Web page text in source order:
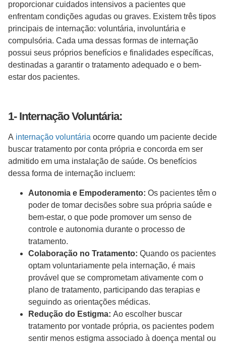
proporcionar cuidados intensivos a pacientes que
enfrentam condições agudas ou graves. Existem três tipos
principais de internação: voluntária, involuntária e
compulsória. Cada uma dessas formas de internação
possui seus próprios benefícios e finalidades específicas,
destinadas a garantir o tratamento adequado e o bem-
estar dos pacientes.
1- Internação Voluntária:
A internação voluntária ocorre quando um paciente decide
buscar tratamento por conta própria e concorda em ser
admitido em uma instalação de saúde. Os benefícios
dessa forma de internação incluem:
Autonomia e Empoderamento: Os pacientes têm o
poder de tomar decisões sobre sua própria saúde e
bem-estar, o que pode promover um senso de
controle e autonomia durante o processo de
tratamento.
Colaboração no Tratamento: Quando os pacientes
optam voluntariamente pela internação, é mais
provável que se comprometam ativamente com o
plano de tratamento, participando das terapias e
seguindo as orientações médicas.
Redução do Estigma: Ao escolher buscar
tratamento por vontade própria, os pacientes podem
sentir menos estigma associado à doença mental ou